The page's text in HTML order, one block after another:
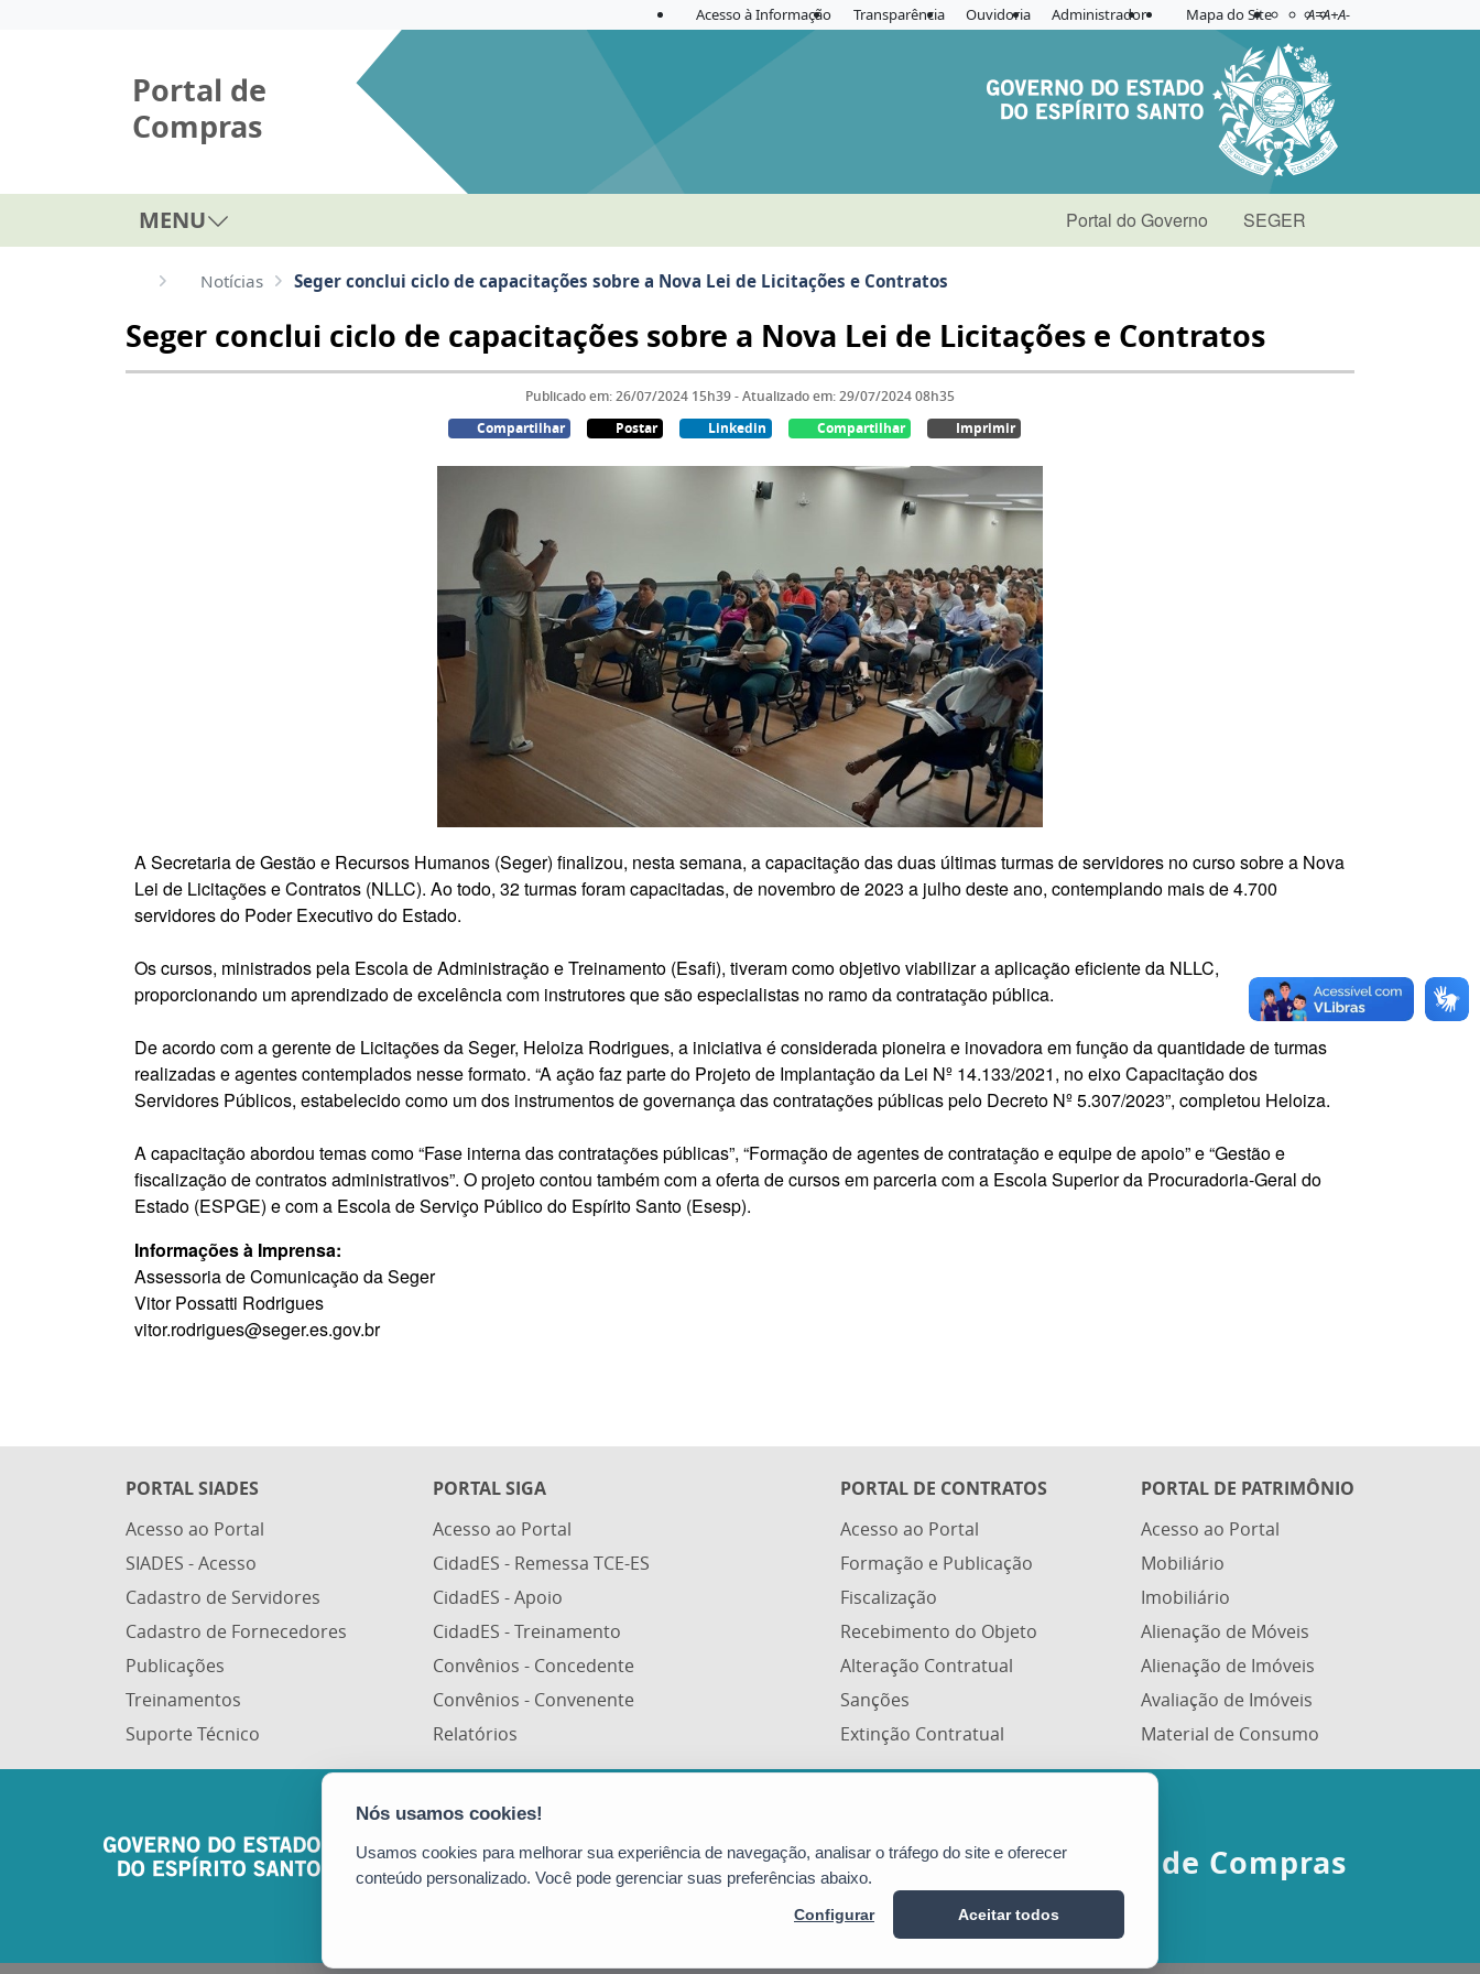
Acesso à Informação Transparência Ouvidoria Administrador Mapa do Site Acessibilidade
Aplicar contraste
A=A+A-
Portal de
Compras
MENU Portal do Governo SEGER
Notícias Seger conclui ciclo de capacitações sobre a Nova Lei de Licitações e Contratos
Seger conclui ciclo de capacitações sobre a Nova Lei de Licitações e Contratos
Publicado em: 26/07/2024 15h39 - Atualizado em: 29/07/2024 08h35
Compartilhar
Postar Linkedin Compartilhar Imprimir
A Secretaria de Gestão e Recursos Humanos (Seger) finalizou, nesta semana, a capacitação das duas últimas turmas de servidores no curso sobre a Nova
Lei de Licitações e Contratos (NLLC). Ao todo, 32 turmas foram capacitadas, de novembro de 2023 a julho deste ano, contemplando mais de 4.700
servidores do Poder Executivo do Estado.
Os cursos, ministrados pela Escola de Administração e Treinamento (Esafi), tiveram como objetivo viabilizar a aplicação eficiente da NLLC,
proporcionando um aprendizado de excelência com instrutores que são especialistas no ramo da contratação pública.
De acordo com a gerente de Licitações da Seger, Heloiza Rodrigues, a iniciativa é considerada pioneira e inovadora em função da quantidade de turmas
realizadas e agentes contemplados nesse formato. “A ação faz parte do Projeto de Implantação da Lei Nº 14.133/2021, no eixo Capacitação dos
Servidores Públicos, estabelecido como um dos instrumentos de governança das contratações públicas pelo Decreto Nº 5.307/2023”, completou Heloiza.
A capacitação abordou temas como “Fase interna das contratações públicas”, “Formação de agentes de contratação e equipe de apoio” e “Gestão e
fiscalização de contratos administrativos”. O projeto contou também com a oferta de cursos em parceria com a Escola Superior da Procuradoria-Geral do
Estado (ESPGE) e com a Escola de Serviço Público do Espírito Santo (Esesp).
Informações à Imprensa:
Assessoria de Comunicação da Seger
Vitor Possatti Rodrigues
vitor.rodrigues@seger.es.gov.br
PORTAL SIADES
Acesso ao Portal
SIADES - Acesso
Cadastro de Servidores
Cadastro de Fornecedores
Publicações
Treinamentos
Suporte Técnico
PORTAL SIGA
Acesso ao Portal
CidadES - Remessa TCE-ES
CidadES - Apoio
CidadES - Treinamento
Convênios - Concedente
Convênios - Convenente
Relatórios
PORTAL DE CONTRATOS
Acesso ao Portal
Formação e Publicação
Fiscalização
Recebimento do Objeto
Alteração Contratual
Sanções
Extinção Contratual
PORTAL DE PATRIMÔNIO
Acesso ao Portal
Mobiliário
Imobiliário
Alienação de Móveis
Alienação de Imóveis
Avaliação de Imóveis
Material de Consumo
Avenida Vitória, nº 2703 - Horto
CEP: 29045-160 - Vitória / ES (SEGER)
Portal de Compras
Usamos cookies para melhorar sua experiência de navegação, analisar o tráfego do site e oferecer
conteúdo personalizado. Você pode gerenciar suas preferências abaixo.
Configurar Aceitar todos